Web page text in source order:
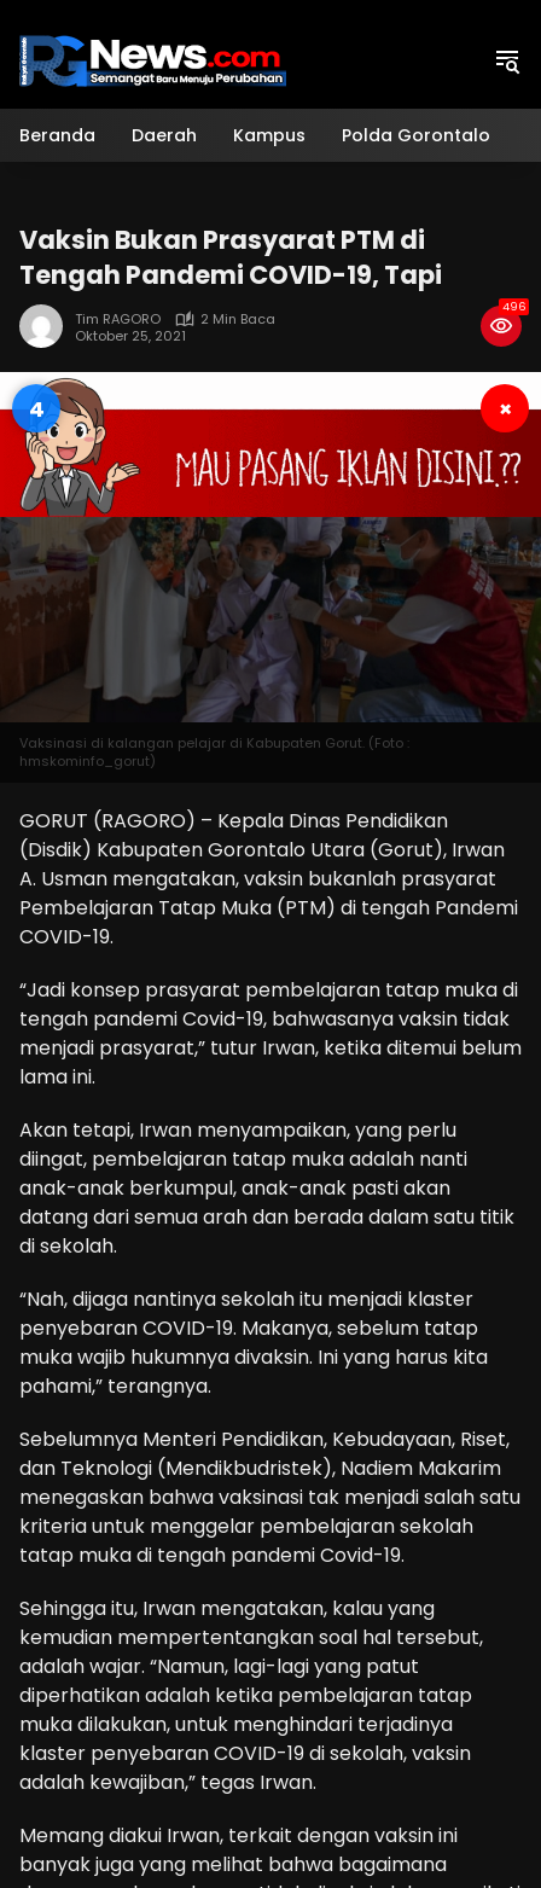
konten
Beranda Daerah Kampus Polda Gorontalo
Vaksin Bukan Prasyarat PTM di
Tengah Pandemi COVID-19, Tapi
Tim RAGORO
2 Min Baca
Oktober 25, 2021
496
3 ×
Vaksinasi di kalangan pelajar di Kabupaten Gorut. (Foto :
hmskominfo_gorut)
GORUT (RAGORO) – Kepala Dinas Pendidikan
(Disdik) Kabupaten Gorontalo Utara (Gorut), Irwan
A. Usman mengatakan, vaksin bukanlah prasyarat
Pembelajaran Tatap Muka (PTM) di tengah Pandemi
COVID-19.
“Jadi konsep prasyarat pembelajaran tatap muka di
tengah pandemi Covid-19, bahwasanya vaksin tidak
menjadi prasyarat,” tutur Irwan, ketika ditemui belum
lama ini.
Akan tetapi, Irwan menyampaikan, yang perlu
diingat, pembelajaran tatap muka adalah nanti
anak-anak berkumpul, anak-anak pasti akan
datang dari semua arah dan berada dalam satu titik
di sekolah.
“Nah, dijaga nantinya sekolah itu menjadi klaster
penyebaran COVID-19. Makanya, sebelum tatap
muka wajib hukumnya divaksin. Ini yang harus kita
pahami,” terangnya.
Sebelumnya Menteri Pendidikan, Kebudayaan, Riset,
dan Teknologi (Mendikbudristek), Nadiem Makarim
menegaskan bahwa vaksinasi tak menjadi salah satu
kriteria untuk menggelar pembelajaran sekolah
tatap muka di tengah pandemi Covid-19.
Sehingga itu, Irwan mengatakan, kalau yang
kemudian mempertentangkan soal hal tersebut,
adalah wajar. “Namun, lagi-lagi yang patut
diperhatikan adalah ketika pembelajaran tatap
muka dilakukan, untuk menghindari terjadinya
klaster penyebaran COVID-19 di sekolah, vaksin
adalah kewajiban,” tegas Irwan.
Memang diakui Irwan, terkait dengan vaksin ini
banyak juga yang melihat bahwa bagaimana